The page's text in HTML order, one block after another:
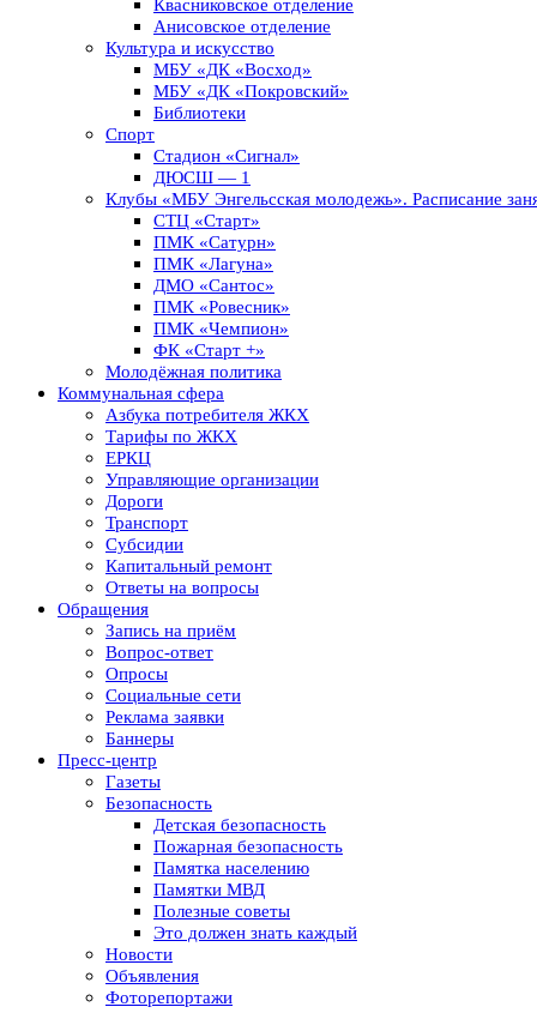
Квасниковское отделение
Анисовское отделение
Культура и искусство
МБУ «ДК «Восход»
МБУ «ДК «Покровский»
Библиотеки
Спорт
Стадион «Сигнал»
ДЮСШ — 1
Клубы «МБУ Энгельсская молодежь». Расписание
СТЦ «Старт»
ПМК «Сатурн»
ПМК «Лагуна»
ДМО «Сантос»
ПМК «Ровесник»
ПМК «Чемпион»
ФК «Старт +»
Молодёжная политика
Коммунальная сфера
Азбука потребителя ЖКХ
Тарифы по ЖКХ
ЕРКЦ
Управляющие организации
Дороги
Транспорт
Субсидии
Капитальный ремонт
Ответы на вопросы
Обращения
Запись на приём
Вопрос-ответ
Опросы
Социальные сети
Реклама заявки
Баннеры
Пресс-центр
Газеты
Безопасность
Детская безопасность
Пожарная безопасность
Памятка населению
Памятки МВД
Полезные советы
Это должен знать каждый
Новости
Объявления
Фоторепортажи